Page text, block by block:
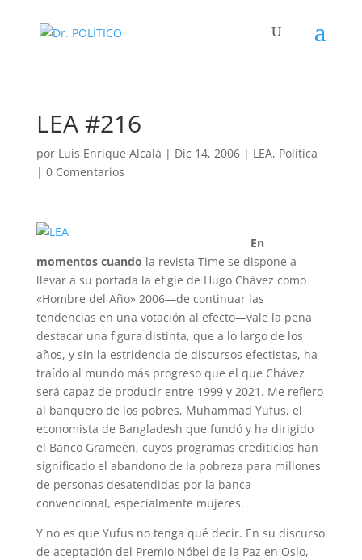
LEA #216
por Luis Enrique Alcalá | Dic 14, 2006| LEA, Política
| 0 Comentarios
En
momentos cuando la revista Time se dispone a
llevar a su portada la efigie de Hugo Chávez como
«Hombre del Año» 2006—de continuar las
tendencias en una votación al efecto—vale la pena
destacar una figura distinta, que a lo largo de los
años, y sin la estridencia de discursos efectistas, ha
traído al mundo más progreso que el que Chávez
será capaz de producir entre 1999 y 2021. Me refiero
al banquero de los pobres, Muhammad Yufus, el
economista de Bangladesh que fundó y ha dirigido
el Banco Grameen, cuyos programas crediticios han
significado el abandono de la pobreza para millones
de personas desatendidas por la banca
convencional, especialmente mujeres.
Y no es que Yufus no tenga qué decir. En su discurso
de aceptación del Premio Nóbel de la Paz en Oslo,